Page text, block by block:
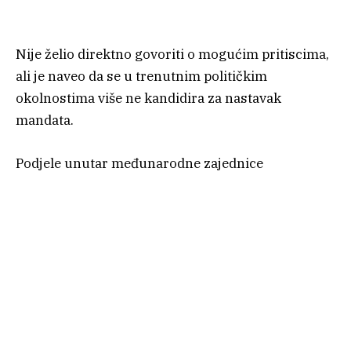
Nije želio direktno govoriti o mogućim pritiscima,
ali je naveo da se u trenutnim političkim
okolnostima više ne kandidira za nastavak
mandata.
Podjele unutar međunarodne zajednice